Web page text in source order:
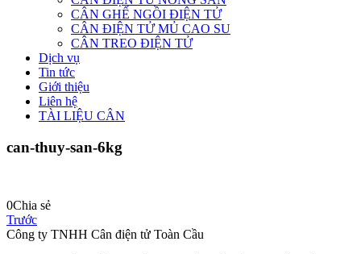
CÂN GHẾ NGỒI ĐIỆN TỬ
CÂN ĐIỆN TỬ MỦ CAO SU
CÂN TREO ĐIỆN TỬ
Dịch vụ
Tin tức
Giới thiệu
Liên hệ
TÀI LIỆU CÂN
can-thuy-san-6kg
0Chia sẻ
Trước
Công ty TNHH Cân điện tử Toàn Cầu